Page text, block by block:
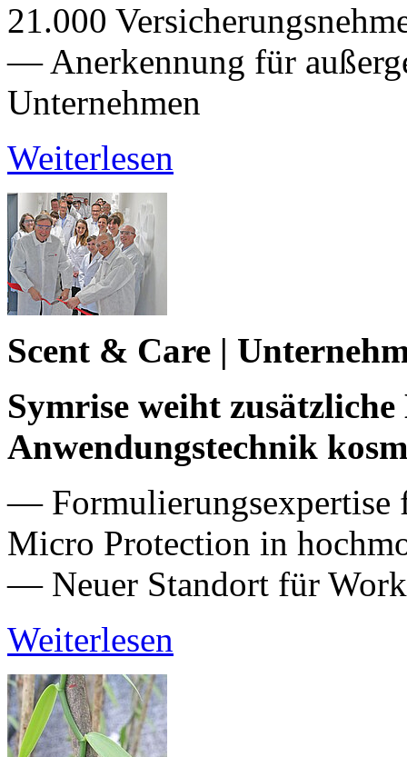
21.000
— Anerkennung für
Unternehmen
Weiterlesen
Scent & Care |
Symrise weiht
Anwendungstechnik
— Formulierungsexpertise
Micro Protection in
— Neuer Standort für
Weiterlesen